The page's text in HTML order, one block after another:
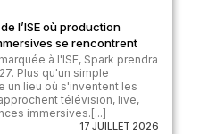
l’ISE où production
se rencontrent
à l'ISE, Spark prendra
Plus qu'un simple
un lieu où s'inventent les
télévision, live,
immersives.[...]
17 JUILLET 2026